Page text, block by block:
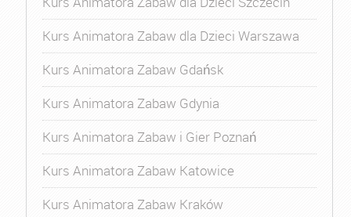
Kurs Animatora Zabaw dla Dzieci Warszawa
Kurs Animatora Zabaw Gdańsk
Kurs Animatora Zabaw Gdynia
Kurs Animatora Zabaw i Gier Poznań
Kurs Animatora Zabaw Katowice
Kurs Animatora Zabaw Kraków